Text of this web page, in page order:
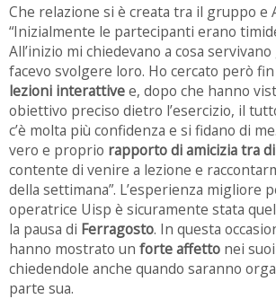
Che relazione si è creata tra il gruppo e
“Inizialmente le partecipanti erano
All’inizio mi chiedevano a cosa
facevo svolgere loro. Ho cercato però
lezioni interattivee, dopo che hanno
obiettivo preciso dietro l’esercizio, il
c’è molta più confidenza e si fidano di
vero e proprio rapporto di amicizia tra
contente di venire a lezione e
della settimana”. L’esperienza migliore
operatrice Uisp è sicuramente stata
la pausa di Ferragosto. In questa
hanno mostrato un forte affetto nei
chiedendole anche quando saranno
parte sua.